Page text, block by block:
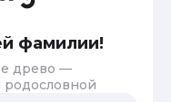
фамилии!
древо —
родословной